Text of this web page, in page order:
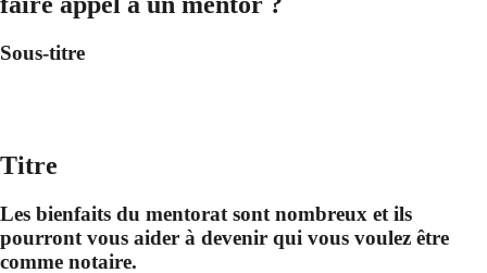
Sous-titre
Titre
Les bienfaits du mentorat sont nombreux et ils
pourront vous aider à devenir qui vous voulez être
comme notaire.